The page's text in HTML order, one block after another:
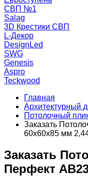
СВП №1
Salag
3D Крестики СВП
L-Декор
DesignLed
SWG
Genesis
Aspro
Teckwood
Главная
Архитектурный
Потолочный
Заказать
60х60х85 мм
Заказать
Перфект